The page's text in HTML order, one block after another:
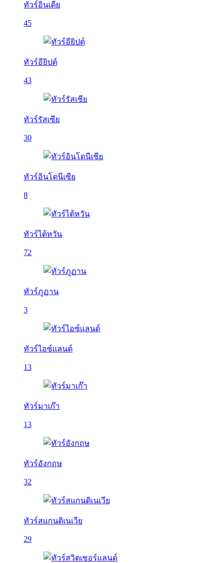
ทัวร์อินเดีย
45
ทัวร์อียิปต์
43
ทัวร์รัสเซีย
30
ทัวร์อินโดนีเซีย
8
ทัวร์ไต้หวัน
72
ทัวร์ภูฏาน
3
ทัวร์ไอซ์แลนด์
13
ทัวร์มาเก๊า
13
ทัวร์อังกฤษ
32
ทัวร์สแกนดิเนเวีย
29